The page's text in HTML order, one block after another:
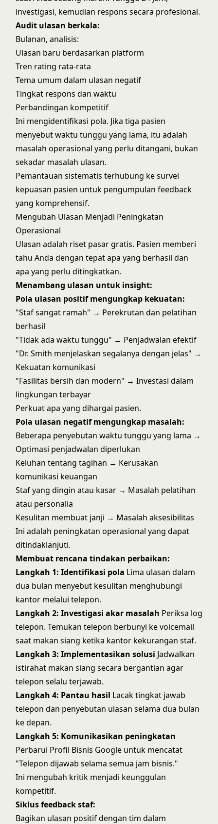
investigasi, kemudian respons secara profesional.
Audit ulasan berkala:
Bulanan, analisis:
Ulasan baru berdasarkan platform
Tren rating rata-rata
Tema umum dalam ulasan negatif
Tingkat respons dan waktu
Perbandingan kompetitif
Ini mengidentifikasi pola. Jika tiga pasien
menyebut waktu tunggu yang lama, itu adalah
masalah operasional yang perlu ditangani, bukan
sekadar masalah ulasan.
Pemantauan sistematis terhubung kesurvei
kepuasan pasien untuk pengumpulan feedback
yang komprehensif.
Mengubah Ulasan Menjadi Peningkatan
Operasional
Ulasan adalah riset pasar gratis. Pasien memberi
tahu Anda dengan tepat apa yang berhasil dan
apa yang perlu ditingkatkan.
Menambang ulasan untuk insight:
Pola ulasan positif mengungkap kekuatan:
"Staf sangat ramah" → Perekrutan dan pelatihan
berhasil
"Tidak ada waktu tunggu" → Penjadwalan efektif
"Dr. Smith menjelaskan segalanya dengan jelas" →
Kekuatan komunikasi
"Fasilitas bersih dan modern" → Investasi dalam
lingkungan terbayar
Perkuat apa yang dihargai pasien.
Pola ulasan negatif mengungkap masalah:
Beberapa penyebutan waktu tunggu yang lama →
Optimasi penjadwalan diperlukan
Keluhan tentang tagihan → Kerusakan
komunikasi keuangan
Staf yang dingin atau kasar → Masalah pelatihan
atau personalia
Kesulitan membuat janji → Masalah aksesibilitas
Ini adalah peningkatan operasional yang dapat
ditindaklanjuti.
Membuat rencana tindakan perbaikan:
Langkah 1: Identifikasi pola Lima ulasan dalam
dua bulan menyebut kesulitan menghubungi
kantor melalui telepon.
Langkah 2: Investigasi akar masalah Periksa log
telepon. Temukan telepon berbunyi ke voicemail
saat makan siang ketika kantor kekurangan staf.
Langkah 3: Implementasikan solusi Jadwalkan
istirahat makan siang secara bergantian agar
telepon selalu terjawab.
Langkah 4: Pantau hasil Lacak tingkat jawab
telepon dan penyebutan ulasan selama dua bulan
ke depan.
Langkah 5: Komunikasikan peningkatan
Perbarui Profil Bisnis Google untuk mencatat
"Telepon dijawab selama semua jam bisnis."
Ini mengubah kritik menjadi keunggulan
kompetitif.
Siklus feedback staf:
Bagikan ulasan positif dengan tim dalam